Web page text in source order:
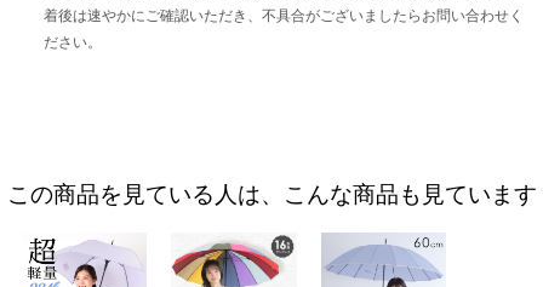
着後は速やかにご確認いただき、不具合がございましたらお問い合わせく
ださい。
この商品を見ている人は、こんな商品も見ています